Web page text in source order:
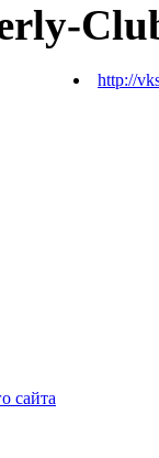
http://
сайта